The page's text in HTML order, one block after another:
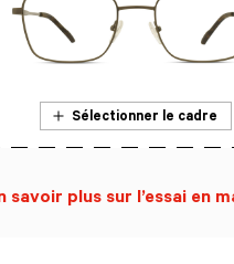
Sélectionner le cadre
savoir plus sur l’essai en